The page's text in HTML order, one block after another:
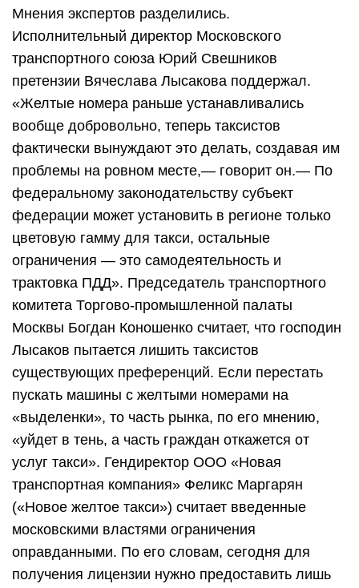
Мнения экспертов разделились.
Исполнительный директор Московского
транспортного союза Юрий Свешников
претензии Вячеслава Лысакова поддержал.
«Желтые номера раньше устанавливались
вообще добровольно, теперь таксистов
фактически вынуждают это делать, создавая им
проблемы на ровном месте,— говорит он.— По
федеральному законодательству субъект
федерации может установить в регионе только
цветовую гамму для такси, остальные
ограничения — это самодеятельность и
трактовка ПДД». Председатель транспортного
комитета Торгово-промышленной палаты
Москвы Богдан Коношенко считает, что господин
Лысаков пытается лишить таксистов
существующих преференций. Если перестать
пускать машины с желтыми номерами на
«выделенки», то часть рынка, по его мнению,
«уйдет в тень, а часть граждан откажется от
услуг такси». Гендиректор ООО «Новая
транспортная компания» Феликс Маргарян
(«Новое желтое такси») считает введенные
московскими властями ограничения
оправданными. По его словам, сегодня для
получения лицензии нужно предоставить лишь